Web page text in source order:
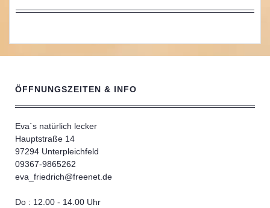
ÖFFNUNGSZEITEN & INFO
Eva´s natürlich lecker
Hauptstraße 14
97294 Unterpleichfeld
09367-9865262
eva_friedrich@freenet.de
Do : 12.00 - 14.00 Uhr